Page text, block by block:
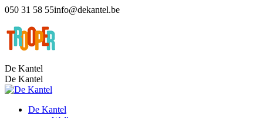
Skip
content
050 31 58 55info@dekantel.be
Facebook
page
opens
new
window
De Kantel
De Kantel
De Kantel